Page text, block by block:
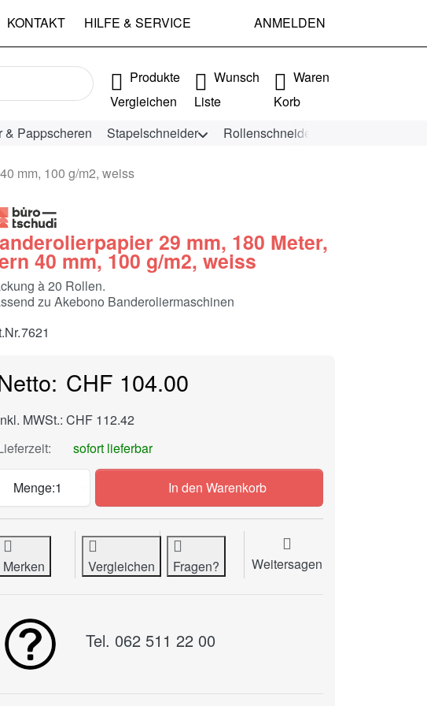
KONTAKT HILFE & SERVICE ANMELDEN
erste Ergebnisse. Drücken Sie die Eingabetaste, um alle
Produkte
Vergleichen
Wunsch
Liste
Waren
Korb
& Pappscheren Stapelschneider Rollenschneider
mm, 100 g/m2, weiss
29 mm, 180 Meter,
40 mm, 100 g/m2, weiss
à 20 Rollen.
zu Akebono Banderoliermaschinen
7621
CHF 104.00
MWSt.: CHF 112.42
sofort lieferbar
Menge:1
Banderolierpapier 29 mm, 180 Meter, Kern 40 mm, 100 g/
In den Warenkorb
Merken Vergleichen Fragen? Weitersagen
Tel. 062 511 22 00